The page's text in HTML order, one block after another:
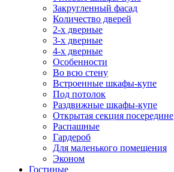
Закругленный фасад
Количество дверей
2-х дверные
3-х дверные
4-х дверные
Особенности
Во всю стену
Встроенные шкафы-купе
Под потолок
Раздвижные шкафы-купе
Открытая секция посередине
Распашные
Гардероб
Для маленького помещения
Эконом
Гостиные